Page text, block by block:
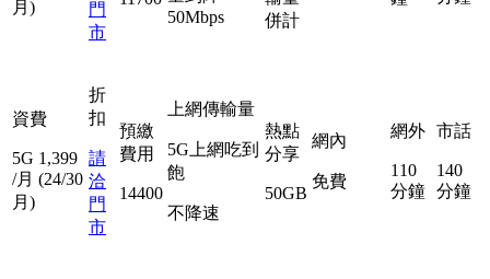
月)
門
市
50Mbps
併計
資費
5G 1,399
/月 (24/30
月)
折
扣
請
洽
門
市
預繳
費用
14400
上網傳輸量
5G上網吃到
飽
不降速
熱點
分享
50GB
網內
免費
網外
110
分鐘
市話
140
分鐘